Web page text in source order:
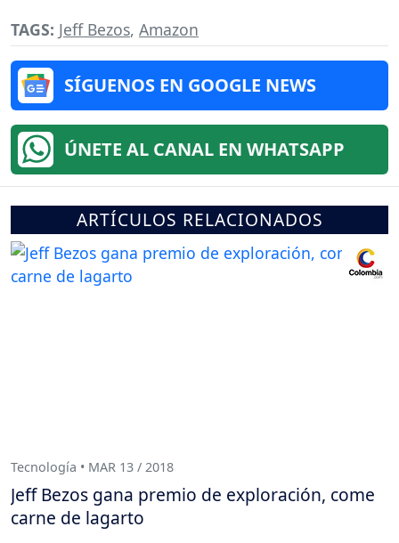
TAGS: Jeff Bezos, Amazon
SÍGUENOS EN GOOGLE NEWS
ÚNETE AL CANAL EN WHATSAPP
ARTÍCULOS RELACIONADOS
Tecnología • MAR 13 / 2018
Jeff Bezos gana premio de exploración, come
carne de lagarto